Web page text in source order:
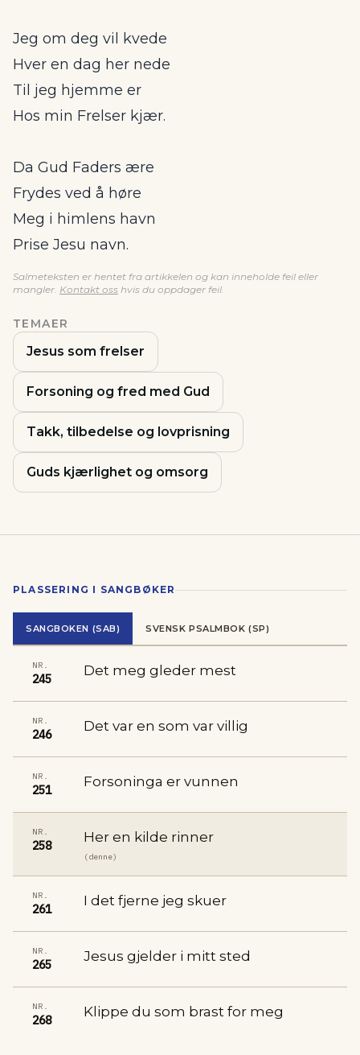
Jeg om deg vil kvede
Hver en dag her nede
Til jeg hjemme er
Hos min Frelser kjær.
Da Gud Faders ære
Frydes ved å høre
Meg i himlens havn
Prise Jesu navn.
Salmeteksten er hentet fra artikkelen og kan inneholde feil eller
mangler. Kontakt oss hvis du oppdager feil.
TEMAER
Jesus som frelser
Forsoning og fred med Gud
Takk, tilbedelse og lovprisning
Guds kjærlighet og omsorg
PLASSERING I SANGBØKER
SANGBOKEN (SAB) SVENSK PSALMBOK (SP)
NR.
245
Det meg gleder mest
NR.
246
Det var en som var villig
NR.
251
Forsoninga er vunnen
NR.
258
Her en kilde rinner
(denne)
NR.
261
I det fjerne jeg skuer
NR.
265
Jesus gjelder i mitt sted
NR.
268
Klippe du som brast for meg